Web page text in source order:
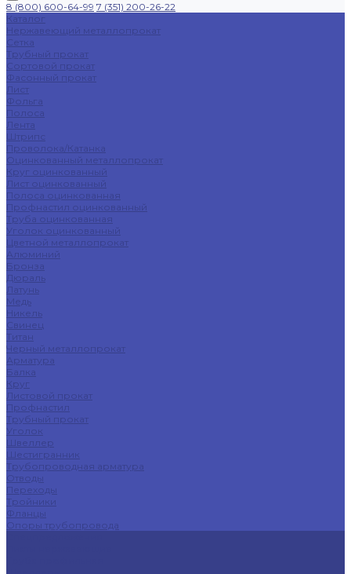
8 (800) 600-64-99 7 (351) 200-26-22
Каталог
Нержавеющий металлопрокат
Сетка
Трубный прокат
Сортовой прокат
Фасонный прокат
Лист
Фольга
Полоса
Лента
Штрипс
Проволока/Катанка
Оцинкованный металлопрокат
Круг оцинкованный
Лист оцинкованный
Полоса оцинкованная
Профнастил оцинкованный
Труба оцинкованная
Уголок оцинкованный
Цветной металлопрокат
Алюминий
Бронза
Дюраль
Латунь
Медь
Никель
Свинец
Титан
Черный металлопрокат
Арматура
Балка
Круг
Листовой прокат
Профнастил
Трубный прокат
Уголок
Швеллер
Шестигранник
Трубопроводная арматура
Отводы
Переходы
Тройники
Фланцы
Опоры трубопровода